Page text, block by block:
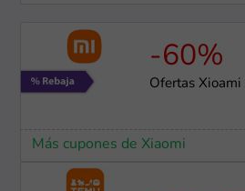
-60%
Ofertas Xioami
Más cupones de Xiaomi